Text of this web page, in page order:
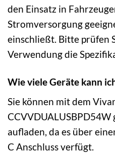
den Einsatz in
Stromversorgung
einschließt. Bitte prüfen
Verwendung die
Wie viele Geräte kann
Sie können mit dem
aufladen, da es über
C Anschluss verfügt.